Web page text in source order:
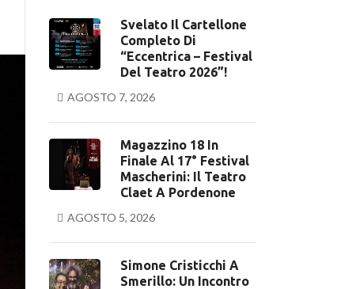
Svelato Il Cartellone
Completo Di
“Eccentrica – Festival
Del Teatro 2026”!
AGOSTO 7, 2026
Magazzino 18 In
Finale Al 17° Festival
Mascherini: Il Teatro
Claet A Pordenone
AGOSTO 5, 2026
Simone Cristicchi A
Smerillo: Un Incontro